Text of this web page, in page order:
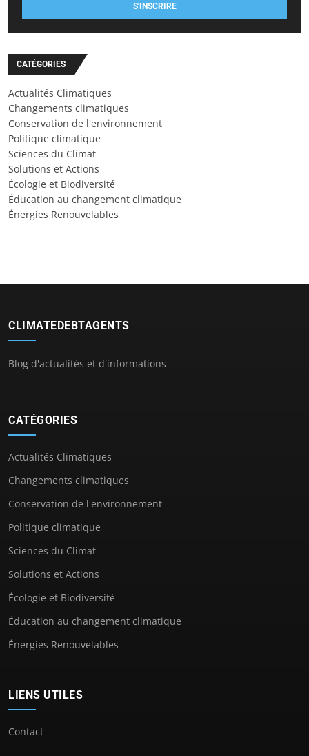
S'INSCRIRE
CATÉGORIES
Actualités Climatiques
Changements climatiques
Conservation de l'environnement
Politique climatique
Sciences du Climat
Solutions et Actions
Écologie et Biodiversité
Éducation au changement climatique
Énergies Renouvelables
CLIMATEDEBTAGENTS
Blog d'actualités et d'informations
CATÉGORIES
Actualités Climatiques
Changements climatiques
Conservation de l'environnement
Politique climatique
Sciences du Climat
Solutions et Actions
Écologie et Biodiversité
Éducation au changement climatique
Énergies Renouvelables
LIENS UTILES
Contact